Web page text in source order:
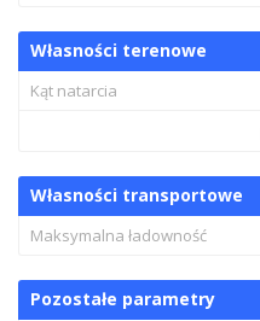
Własności terenowe
Kąt natarcia
Własności transportowe
Maksymalna ładowność
Pozostałe parametry